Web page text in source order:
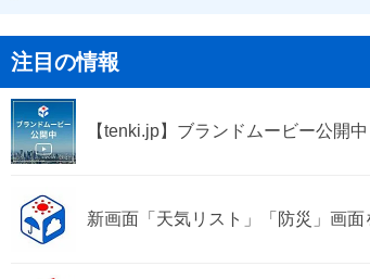
注目の情報
【tenki.jp】ブランドムービー公開中
新画面「天気リスト」「防災」画面